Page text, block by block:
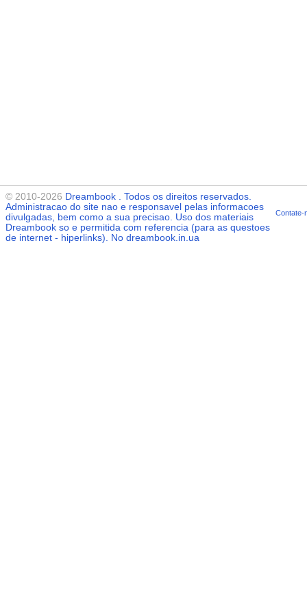
© 2010-2026 Dreambook . Todos os direitos reservados.
Administracao do site nao e responsavel pelas informacoes
divulgadas, bem como a sua precisao. Uso dos materiais
Dreambook so e permitida com referencia (para as questoes
de internet - hiperlinks). No dreambook.in.ua
Contate-